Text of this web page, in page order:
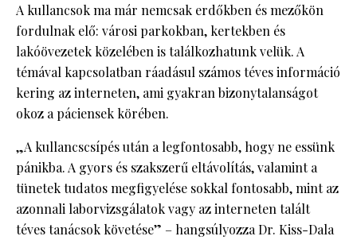
A kullancsok ma már nemcsak erdőkben és mezőkön
fordulnak elő: városi parkokban, kertekben és
lakóövezetek közelében is találkozhatunk velük. A
témával kapcsolatban ráadásul számos téves információ
kering az interneten, ami gyakran bizonytalanságot
okoz a páciensek körében.
„A kullancscsípés után a legfontosabb, hogy ne essünk
pánikba. A gyors és szakszerű eltávolítás, valamint a
tünetek tudatos megfigyelése sokkal fontosabb, mint az
azonnali laborvizsgálatok vagy az interneten talált
téves tanácsok követése” – hangsúlyozza Dr. Kiss-Dala